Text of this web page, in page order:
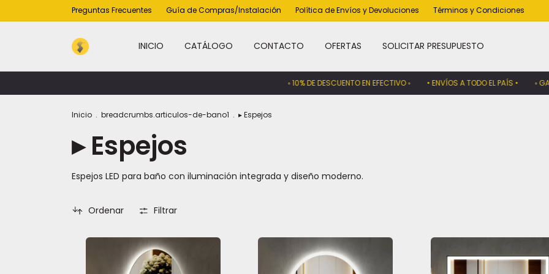
Preguntas Frecuentes Guía de Compras/Instalación Política de Envíos y Devoluciones Términos y Condiciones
INICIO CATÁLOGO CONTACTO OFERTAS SOLICITAR PRESUPUESTO
◦ 10% DE DESCUENTO EN EFECTIVO ◦ • ENVÍOS A TODO EL PAÍS • ◦
Inicio . breadcrumbs.articulos-de-bano1 . ▸ Espejos
▸ Espejos
Espejos LED para baño con iluminación integrada y diseño moderno.
Ordenar Filtrar